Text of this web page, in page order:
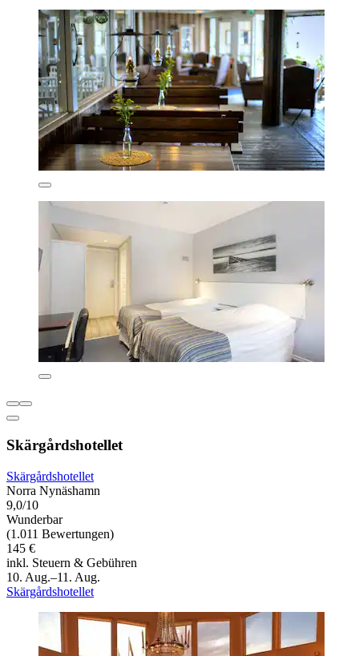
Skärgårdshotellet
Skärgårdshotellet
Norra Nynäshamn
9,0/10
Wunderbar
(1.011 Bewertungen)
145 €
inkl. Steuern & Gebühren
10. Aug.–11. Aug.
Skärgårdshotellet